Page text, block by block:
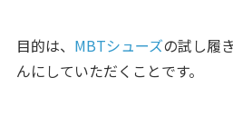
目的は、 MBTシューズの試し履
んにしていただくことです。